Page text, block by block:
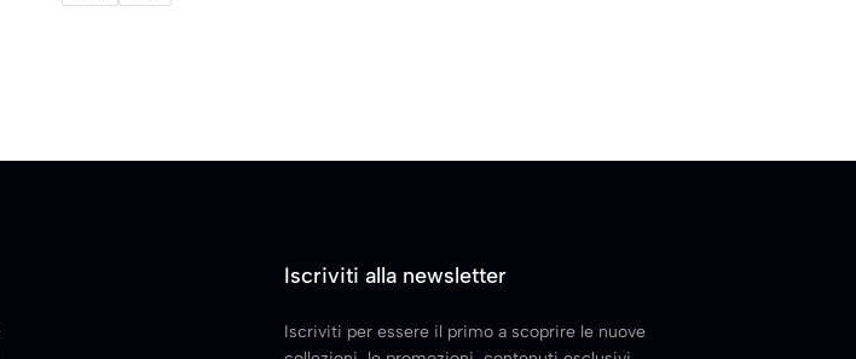
Iscriviti alla newsletter
Iscriviti per essere il primo a scoprire le nuove